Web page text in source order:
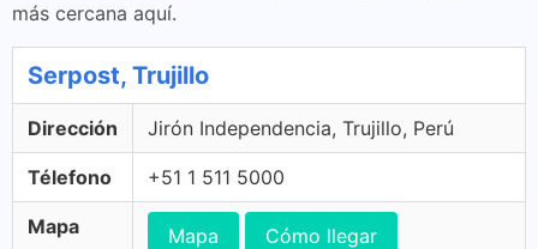
más cercana aquí.
Serpost, Trujillo
Dirección Jirón Independencia, Trujillo, Perú
Télefono +51 1 511 5000
Mapa Mapa Cómo llegar